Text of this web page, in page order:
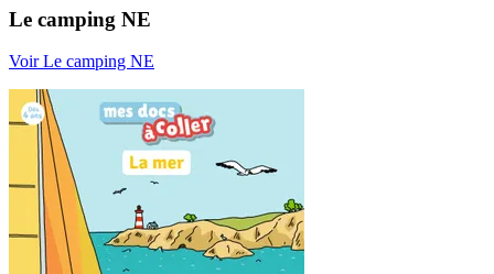
Le camping NE
Voir Le camping NE